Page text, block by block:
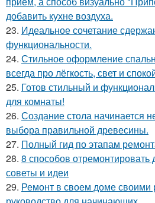
добавить кухне воздуха.
23. Идеальное сочетание
функциональности.
24. Стильное оформление
всегда про лёгкость, свет и
25. Готов стильный и
для комнаты!
26. Создание стола начинается
выбора правильной древесины.
27. Полный гид по этапам
28. 8 способов отремонтировать
советы и идеи
29. Ремонт в своем доме своими